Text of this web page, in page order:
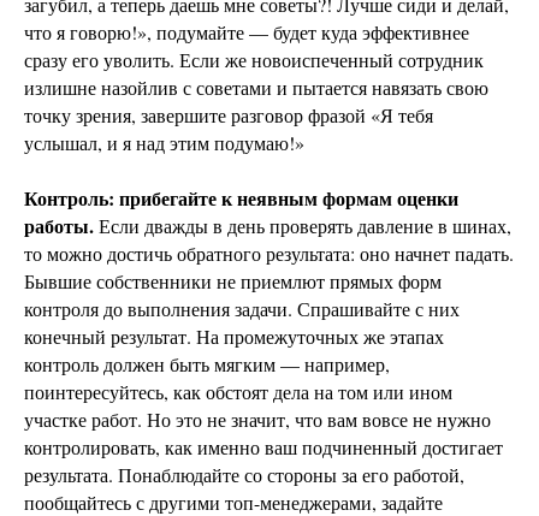
что я говорю!», подумайте — будет куда эффективнее
сразу его уволить. Если же новоиспеченный сотрудник
излишне назойлив с советами и пытается навязать свою
точку зрения, завершите разговор фразой «Я тебя
услышал, и я над этим подумаю!»
Контроль: прибегайте к неявным формам оценки
работы.Если дважды в день проверять давление в шинах,
то можно достичь обратного результата: оно начнет падать.
Бывшие собственники не приемлют прямых форм
контроля до выполнения задачи. Спрашивайте с них
конечный результат. На промежуточных же этапах
контроль должен быть мягким — например,
поинтересуйтесь, как обстоят дела на том или ином
участке работ. Но это не значит, что вам вовсе не нужно
контролировать, как именно ваш подчиненный достигает
результата. Понаблюдайте со стороны за его работой,
пообщайтесь с другими топ-менеджерами, задайте